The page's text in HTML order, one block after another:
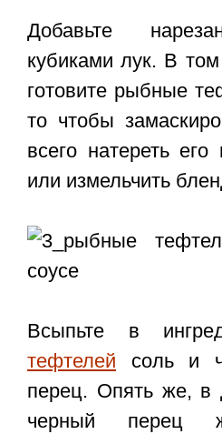
Добавьте
кубиками лук. В
готовите рыбные
то чтобы
всего натереть
или измельчить
Всыпьте в
тефтелей соль и
перец. Опять же, в
черный перец